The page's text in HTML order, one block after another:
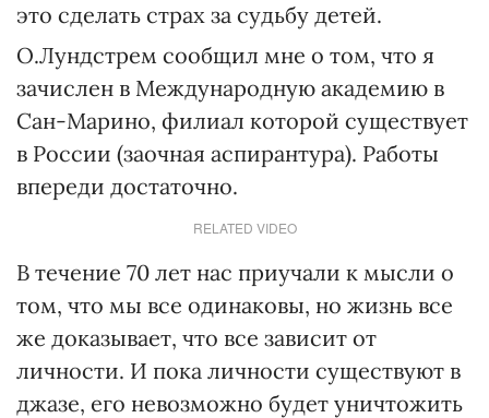
это сделать страх за судьбу детей.
О.Лундстрем сообщил мне о том, что я
зачислен в Международную академию в
Сан-Марино, филиал которой существует
в России (заочная аспирантура). Работы
впереди достаточно.
RELATED VIDEO
В течение 70 лет нас приучали к мысли о
том, что мы все одинаковы, но жизнь все
же доказывает, что все зависит от
личности. И пока личности существуют в
джазе, его невозможно будет уничтожить